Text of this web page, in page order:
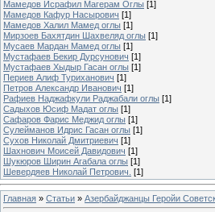
Мамедов Исрафил Магерам Оглы [1]
Мамедов Кафур Насырович [1]
Мамедов Халил Мамед оглы [1]
Мирзоев Бахятдин Шахвеляд оглы [1]
Мусаев Мардан Мамед оглы [1]
Мустафаев Бекир Дурсунович [1]
Мустафаев Хыдыр Гасан оглы [1]
Периев Алиф Туриханович [1]
Петров Александр Иванович [1]
Рафиев Наджафкули Раджабали оглы [1]
Садыхов Юсиф Мадат оглы [1]
Сафаров Фарис Меджид оглы [1]
Сулейманов Идрис Гасан оглы [1]
Сухов Николай Дмитриевич [1]
Шахнович Моисей Давидович [1]
Шукюров Ширин Агабала оглы [1]
Шевердяев Николай Петрович. [1]
Главная » Статьи » Азербайджанцы Геройи